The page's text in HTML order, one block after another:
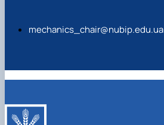
mechanics_chair@nubip.edu.ua